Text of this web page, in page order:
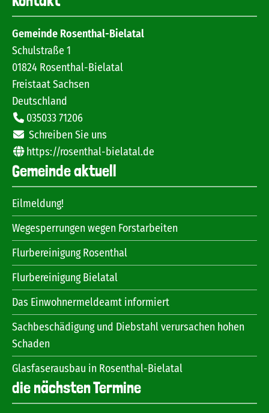
Gemeinde Rosenthal-Bielatal
Schulstraße 1
01824 Rosenthal-Bielatal
Freistaat Sachsen
Deutschland
035033 71206
Schreiben Sie uns
https://rosenthal-bielatal.de
Gemeinde aktuell
Eilmeldung!
Wegesperrungen wegen Forstarbeiten
Flurbereinigung Rosenthal
Flurbereinigung Bielatal
Das Einwohnermeldeamt informiert
Sachbeschädigung und Diebstahl verursachen hohen
Schaden
Glasfaserausbau in Rosenthal-Bielatal
die nächsten Termine